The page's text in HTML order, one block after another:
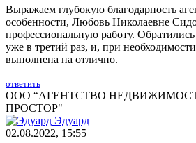
Выражаем глубокую благодарность
особенности, Любовь Николаевне
профессиональную работу.
уже в третий раз, и, при
выполнена на отлично.
ответить
ООО “АГЕНТСТВО
ПРОСТОР"
Эдуард
02.08.2022, 15:55